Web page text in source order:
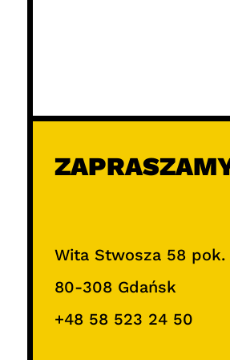
Wita Stwosza 58 pok.
80-308 Gdańsk
+48 58 523 24 50